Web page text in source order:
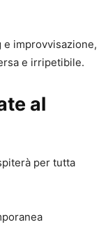
improvvisazione,
e irripetibile.
al
per tutta